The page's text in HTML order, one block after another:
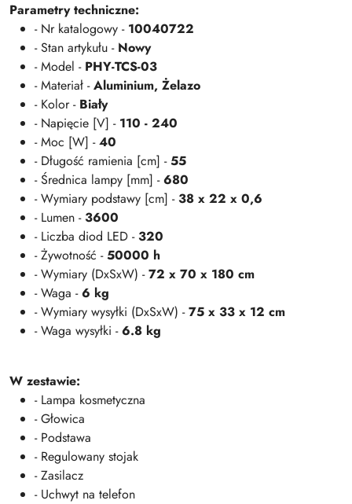
Parametry techniczne:
- Nr katalogowy - 10040722
- Stan artykułu - Nowy
- Model - PHY-TCS-03
- Materiał -Aluminium, Żelazo
- Kolor - Biały
- Napięcie [V] - 110 - 240
- Moc [W] -40
- Długość ramienia [cm] -55
- Średnica lampy [mm] -680
- Wymiary podstawy [cm] -38 x 22 x 0,6
- Lumen -3600
- Liczba diod LED -320
- Żywotność -50000 h
- Wymiary (DxSxW) -72 x 70 x 180 cm
- Waga -6 kg
- Wymiary wysyłki (DxSxW) -75 x 33 x 12 cm
- Waga wysyłki -6.8 kg
W zestawie:
- Lampa kosmetyczna
- Głowica
- Podstawa
- Regulowany stojak
- Zasilacz
- Uchwyt na telefon